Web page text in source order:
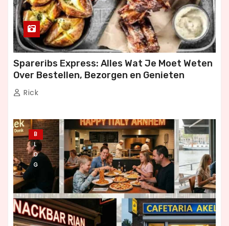
Spareribs Express: Alles Wat Je Moet Weten
Over Bestellen, Bezorgen en Genieten
Rick
B
L
O
G